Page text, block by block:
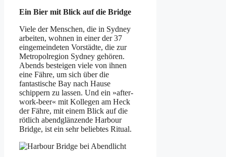
Ein Bier mit Blick auf die Bridge
Viele der Menschen, die in Sydney
arbeiten, wohnen in einer der 37
eingemeindeten Vorstädte, die zur
Metropolregion Sydney gehören.
Abends besteigen viele von ihnen
eine Fähre, um sich über die
fantastische Bay nach Hause
schippern zu lassen. Und ein »after-
work-beer« mit Kollegen am Heck
der Fähre, mit einem Blick auf die
rötlich abendglänzende Harbour
Bridge, ist ein sehr beliebtes Ritual.